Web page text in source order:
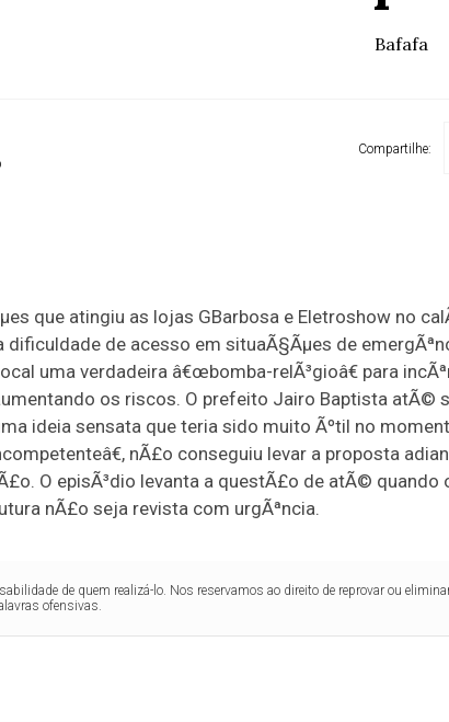
Bafafa
Compartilhe:
que atingiu as lojas GBarbosa e Eletroshow no
de acesso em situaÃ§Ãµes de
uma verdadeira â€œbomba-relÃ³gioâ€ para
os riscos. O prefeito Jairo Baptista atÃ©
ideia sensata que teria sido muito Ãºtil no
nÃ£o conseguiu levar a proposta
O episÃ³dio levanta a questÃ£o de atÃ© quando
nÃ£o seja revista com urgÃªncia.
de quem realizá-lo. Nos reservamos ao direito de reprovar ou
ofensivas.